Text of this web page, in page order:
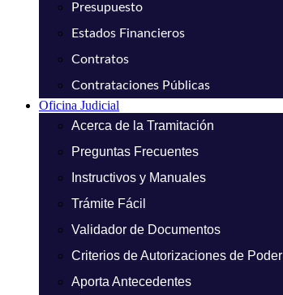
Presupuesto
Estados Financieros
Contratos
Contrataciones Públicas
Oficina Judicial
Acerca de la Tramitación
Preguntas Frecuentes
Instructivos y Manuales
Trámite Fácil
Validador de Documentos
Criterios de Autorizaciones de Poder
Aporta Antecedentes